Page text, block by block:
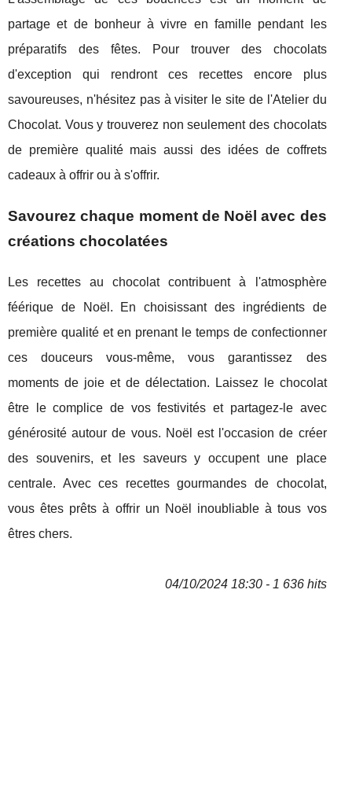
partage et de bonheur à vivre en famille pendant les
préparatifs des fêtes. Pour trouver des chocolats
d'exception qui rendront ces recettes encore plus
savoureuses, n'hésitez pas à visiter le site de l'Atelier du
Chocolat. Vous y trouverez non seulement des chocolats
de première qualité mais aussi des idées de coffrets
cadeaux à offrir ou à s'offrir.
Savourez chaque moment de Noël avec des
créations chocolatées
Les recettes au chocolat contribuent à l'atmosphère
féérique de Noël. En choisissant des ingrédients de
première qualité et en prenant le temps de confectionner
ces douceurs vous-même, vous garantissez des
moments de joie et de délectation. Laissez le chocolat
être le complice de vos festivités et partagez-le avec
générosité autour de vous. Noël est l'occasion de créer
des souvenirs, et les saveurs y occupent une place
centrale. Avec ces recettes gourmandes de chocolat,
vous êtes prêts à offrir un Noël inoubliable à tous vos
êtres chers.
04/10/2024 18:30 - 1 636 hits